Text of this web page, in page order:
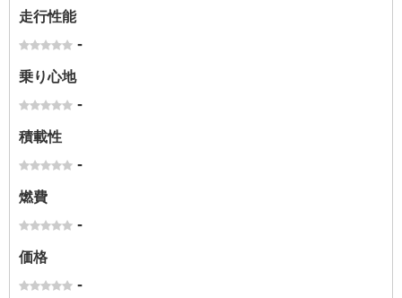
走行性能
-
乗り心地
-
積載性
-
燃費
-
価格
-